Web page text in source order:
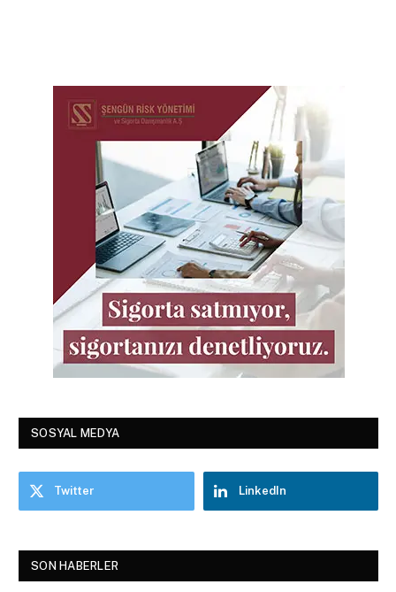
SOSYAL MEDYA
Twitter LinkedIn
SON HABERLER